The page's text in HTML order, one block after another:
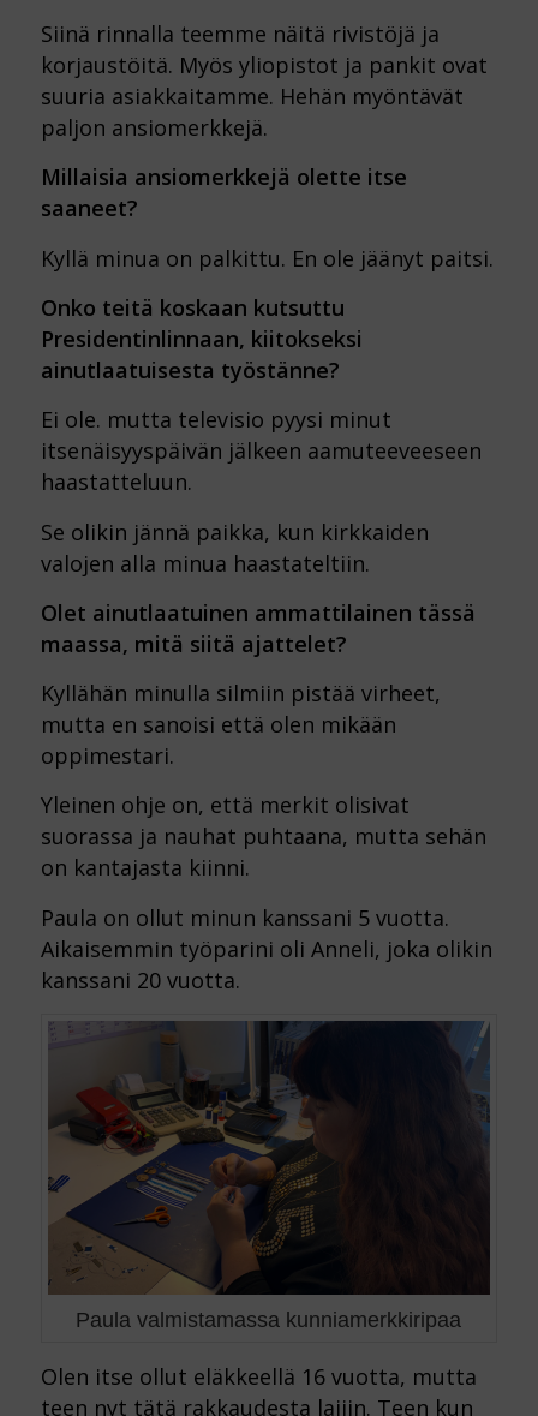
Siinä rinnalla teemme näitä rivistöjä ja
korjaustöitä. Myös yliopistot ja pankit ovat
suuria asiakkaitamme. Hehän myöntävät
paljon ansiomerkkejä.
Millaisia ansiomerkkejä olette itse
saaneet?
Kyllä minua on palkittu. En ole jäänyt paitsi.
Onko teitä koskaan kutsuttu
Presidentinlinnaan, kiitokseksi
ainutlaatuisesta työstänne?
Ei ole. mutta televisio pyysi minut
itsenäisyyspäivän jälkeen aamuteeveeseen
haastatteluun.
Se olikin jännä paikka, kun kirkkaiden
valojen alla minua haastateltiin.
Olet ainutlaatuinen ammattilainen tässä
maassa, mitä siitä ajattelet?
Kyllähän minulla silmiin pistää virheet,
mutta en sanoisi että olen mikään
oppimestari.
Yleinen ohje on, että merkit olisivat
suorassa ja nauhat puhtaana, mutta sehän
on kantajasta kiinni.
Paula on ollut minun kanssani 5 vuotta.
Aikaisemmin työparini oli Anneli, joka olikin
kanssani 20 vuotta.
Paula valmistamassa kunniamerkkiripaa
Olen itse ollut eläkkeellä 16 vuotta, mutta
teen nyt tätä rakkaudesta lajiin. Teen kun